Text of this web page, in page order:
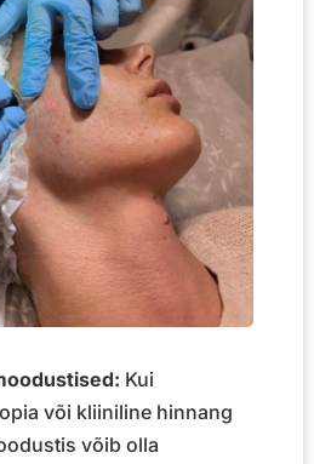
Kui
või kliiniline hinnang
võib olla